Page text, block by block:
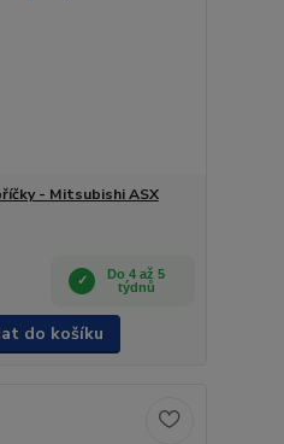
- Mitsubishi ASX
Do 4 až 5
týdnů
do košíku